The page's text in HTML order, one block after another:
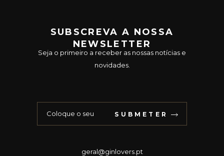
SUBSCREVA A NOSSA
NEWSLETTER
Seja o primeiro a receber as nossas notícias e
novidades.
SUBMETER
geral@ginlovers.pt